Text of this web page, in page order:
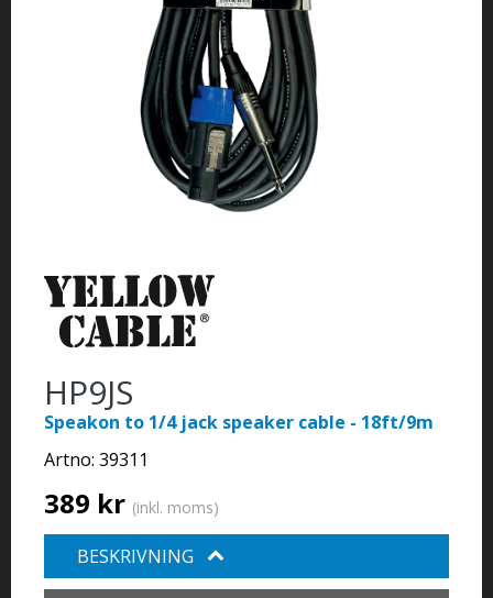
HP9JS
Speakon to 1/4 jack speaker cable - 18ft/9m
Artno: 39311
389 kr (inkl. moms)
BESKRIVNING